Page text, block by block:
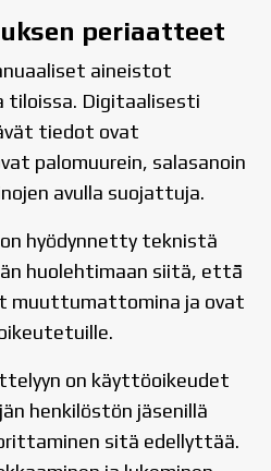
periaatteet
aineistot
tiloissa. Digitaalisesti
tiedot ovat
palomuurein, salasanoin
avulla suojattuja.
hyödynnetty teknistä
huolehtimaan siitä, että̈
muuttumattomina ja ovat
on käyttöoikeudet
henkilöstön jäsenillä
sitä edellyttää.